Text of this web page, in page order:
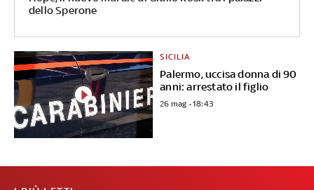
dello Sperone
Palermo, uccisa donna di 90
anni: arrestato il figlio
SICILIA
26 mag - 18:43